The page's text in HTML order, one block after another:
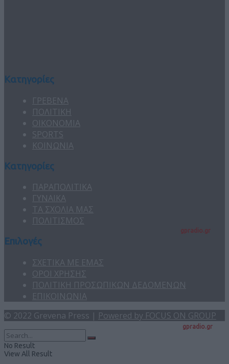
gpradio.gr
Κατηγορίες
ΓΡΕΒΕΝΑ
ΠΟΛΙΤΙΚΗ
ΟΙΚΟΝΟΜΙΑ
SPORTS
ΚΟΙΝΩΝΙΑ
Κατηγορίες
ΠΑΡΑΠΟΛΙΤΙΚΑ
ΓΥΝΑΙΚΑ
ΤΑ ΣΧΟΛΙΑ ΜΑΣ
ΠΟΛΙΤΙΣΜΟΣ
Επιλογές
ΣΧΕΤΙΚΑ ΜΕ ΕΜΑΣ
ΟΡΟΙ ΧΡΗΣΗΣ
ΠΟΛΙΤΙΚΗ ΠΡΟΣΩΠΙΚΩΝ ΔΕΔΟΜΕΝΩΝ
ΕΠΙΚΟΙΝΩΝΙΑ
© 2022 Grevena Press | Powered by FOCUS ON GROUP
No Result
View All Result
gpradio.gr